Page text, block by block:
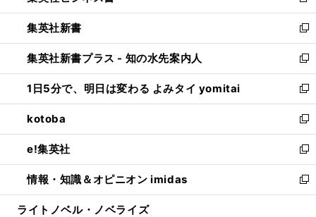
開
く
ウ
で
開
く
ウ
ィ
ン
ド
ウ
で
開
く
し
い
ウ
ィ
ン
ド
ウ
で
開
く
集英社新書
新
し
い
ウ
ィ
ン
ド
ウ
で
開
く
集英社新書プラス - 知の水先案内人
新
し
い
ウ
ィ
ン
ド
ウ
で
開
1日5分で、明日は変わる よみタイ yomitai
新
し
い
ウ
ィ
ン
ド
ウ
kotoba
新
し
い
ウ
ィ
ン
e!集英社
新
し
い
ウ
情報・知識＆オピニオン imidas
新
し
ライトノベル・ノベライズ